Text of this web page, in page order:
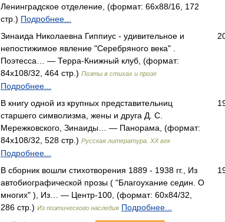
Ленинградское отделение, (формат: 66x88/16, 172
стр.) Подробнее...
Зинаида Николаевна Гиппиус - удивительное и
непостижимое явление "Серебряного века" .
Поэтесса… — Терра-Книжный клуб, (формат:
84x108/32, 464 стр.) Поэты в стихах и прозе
Подробнее...
В книгу одной из крупных представительниц
старшего символизма, жены и друга Д. С.
Мережковского, Зинаиды… — Панорама, (формат:
84x108/32, 528 стр.) Русская литература. XX век
Подробнее...
В сборник вошли стихотворения 1889 - 1938 гг., Из
автобиографической прозы ( "Благоухание седин. О
многих" ), Из… — Центр-100, (формат: 60x84/32,
286 стр.) Из поэтического наследия Подробнее...